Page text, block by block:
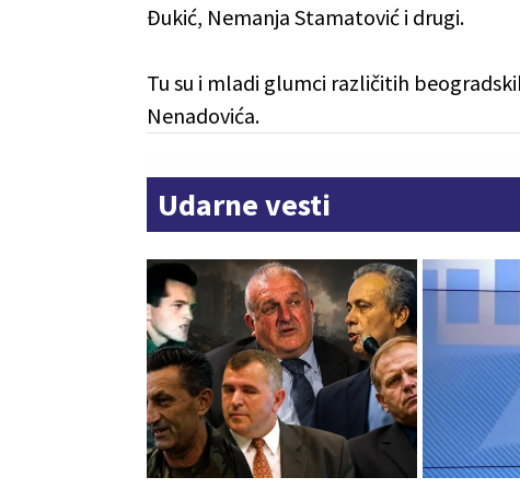
Đukić, Nemanja Stamatović i drugi.
Tu su i mladi glumci različitih
Nenadovića.
Udarne vesti